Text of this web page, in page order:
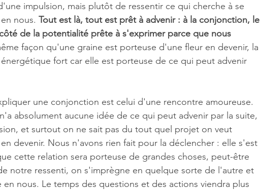
impulsion, mais plutôt de ressentir ce qui cherche à se
nous. Tout est là, tout est prêt à advenir : à la conjonction, le
de la potentialité prête à s'exprimer parce que nous
façon qu'une graine est porteuse d'une fleur en devenir, la
fort car elle est porteuse de ce qui peut advenir
une conjonction est celui d'une rencontre amoureuse.
absolument aucune idée de ce qui peut advenir par la suite,
et surtout on ne sait pas du tout quel projet on veut
devenir. Nous n'avons rien fait pour la déclencher : elle s'est
cette relation sera porteuse de grandes choses, peut-être
notre ressenti, on s'imprègne en quelque sorte de l'autre et
nous. Le temps des questions et des actions viendra plus